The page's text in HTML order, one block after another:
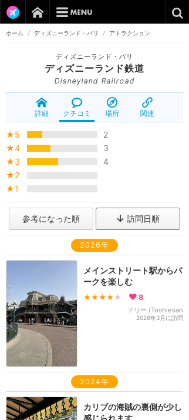
ホーム / ディズニーランド・パリ / アトラクション
ディズニーランド・パリ
ディズニーランド鉄道
Disneyland Railroad
詳細 クチコミ 場所 関連
★5
2
★4
3
★3
4
★2
★1
参考になった順 訪問日順
2026年
メインストリート駅からパ
ークを楽しむ
★★★★ ★ 8
ドリー (Toshiesan
2026年3月に訪問
2024年
カリブの海賊の裏側が少し
感じられます